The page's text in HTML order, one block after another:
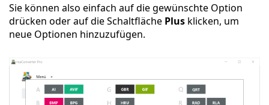
Sie können also einfach auf die gewünschte Option
drücken oder auf die Schaltfläche Plus klicken, um
neue Optionen hinzuzufügen.